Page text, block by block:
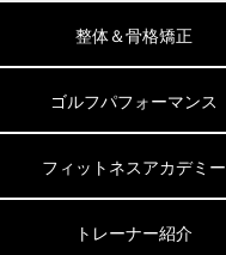
整体＆骨格矯正
ゴルフパフォーマンス
フィットネスアカデミー
トレーナー紹介